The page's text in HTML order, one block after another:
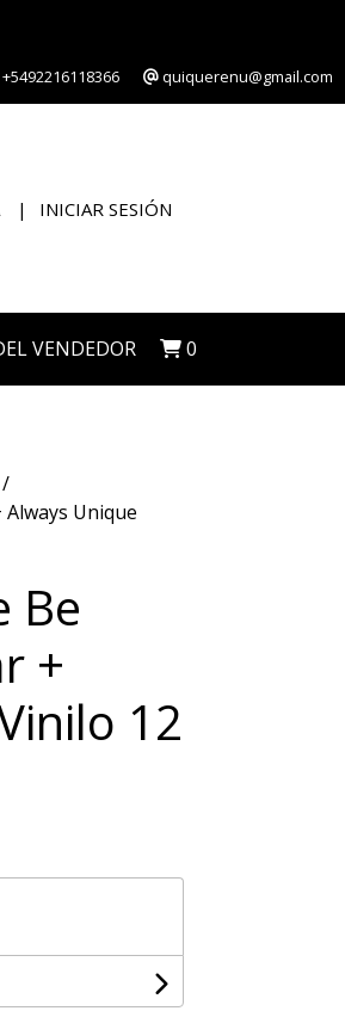
+5492216118366 quiquerenu@gmail.com
INICIAR SESIÓN
VENDEDOR 0
Unique
Be
+
12